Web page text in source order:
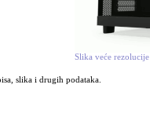
Slika veće rezolucije
slika i drugih podataka.